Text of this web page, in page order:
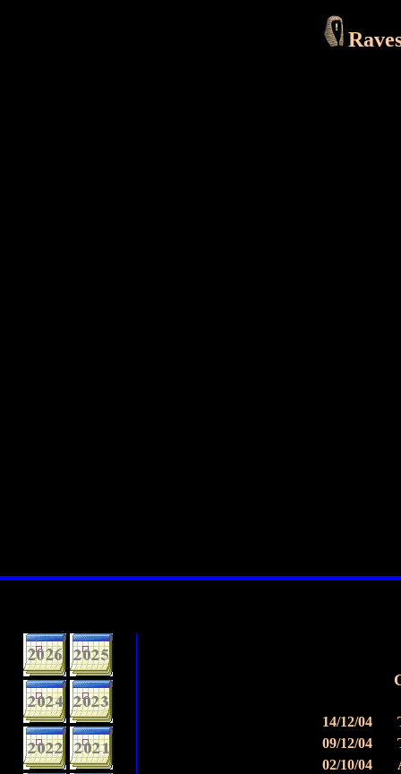
14/12/04
09/12/04
02/10/04